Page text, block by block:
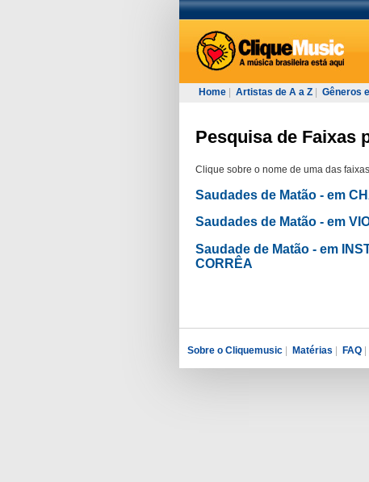
Home Artistas de A a Z Gêneros
Pesquisa de Faixas
Clique sobre o nome de uma das
Saudades de Matão - em
Saudades de Matão - em
Saudade de Matão - em
CORRÊA
Sobre o Cliquemusic | Matérias | FAQ |